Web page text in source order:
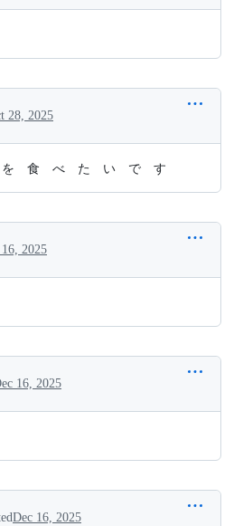
28, 2025
食 べ た い で す
2025
16, 2025
Dec 16, 2025